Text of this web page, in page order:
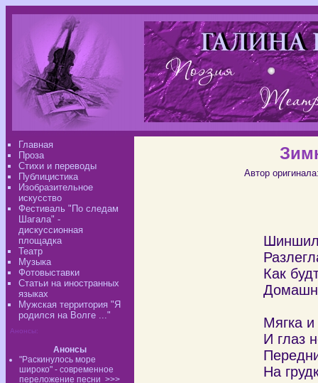
Главная
Проза
Стихи и переводы
Публицистика
Изобразительное
искусство
Фестиваль "По следам
Шагала" -
дискуссионная
площадка
Театр
Музыка
Фотовыставки
Статьи на иностранных
языках
Мужская территория "Я
родился на Волге ..."
Анонсы:
Анонсы
"Раскинулось море
широко" - современное
переложение песни >>>
Автор
Как
Мягка
И глаз
На